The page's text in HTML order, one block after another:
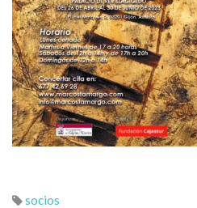
socios